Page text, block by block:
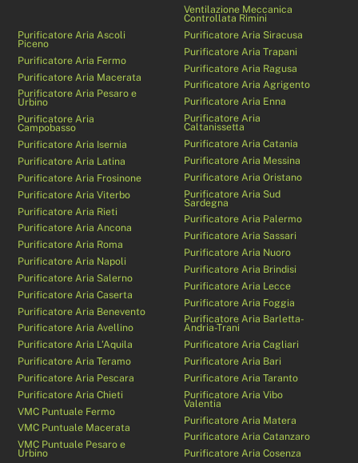
Ventilazione Meccanica
Controllata Rimini
Purificatore Aria Ascoli
Piceno
Purificatore Aria Fermo
Purificatore Aria Macerata
Purificatore Aria Pesaro e
Urbino
Purificatore Aria
Campobasso
Purificatore Aria Isernia
Purificatore Aria Latina
Purificatore Aria Frosinone
Purificatore Aria Viterbo
Purificatore Aria Rieti
Purificatore Aria Ancona
Purificatore Aria Roma
Purificatore Aria Napoli
Purificatore Aria Salerno
Purificatore Aria Caserta
Purificatore Aria Benevento
Purificatore Aria Avellino
Purificatore Aria L’Aquila
Purificatore Aria Teramo
Purificatore Aria Pescara
Purificatore Aria Chieti
VMC Puntuale Fermo
VMC Puntuale Macerata
VMC Puntuale Pesaro e
Urbino
Purificatore Aria Siracusa
Purificatore Aria Trapani
Purificatore Aria Ragusa
Purificatore Aria Agrigento
Purificatore Aria Enna
Purificatore Aria
Caltanissetta
Purificatore Aria Catania
Purificatore Aria Messina
Purificatore Aria Oristano
Purificatore Aria Sud
Sardegna
Purificatore Aria Palermo
Purificatore Aria Sassari
Purificatore Aria Nuoro
Purificatore Aria Brindisi
Purificatore Aria Lecce
Purificatore Aria Foggia
Purificatore Aria Barletta-
Andria-Trani
Purificatore Aria Cagliari
Purificatore Aria Bari
Purificatore Aria Taranto
Purificatore Aria Vibo
Valentia
Purificatore Aria Matera
Purificatore Aria Catanzaro
Purificatore Aria Cosenza